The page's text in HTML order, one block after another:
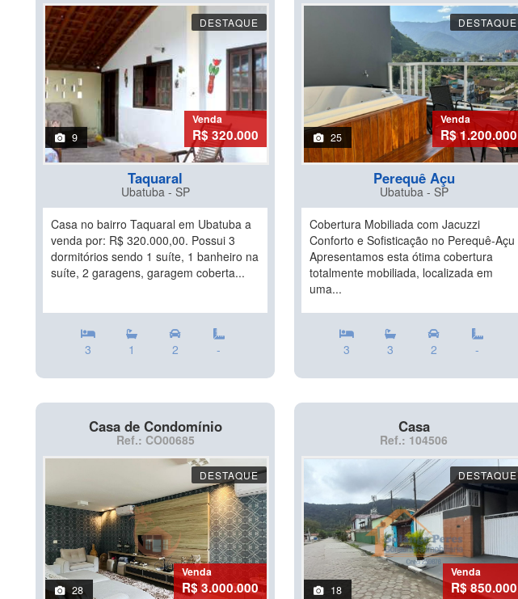
DESTAQUE
9
Venda
R$ 320.000
Taquaral
Ubatuba - SP
Casa no bairro Taquaral em Ubatuba a
venda por: R$ 320.000,00. Possui 3
dormitórios sendo 1 suíte, 1 banheiro na
suíte, 2 garagens, garagem coberta...
3 1 2 -
DESTAQUE
25
Venda
R$ 1.200.000
Perequê Açu
Ubatuba - SP
Cobertura Mobiliada com Jacuzzi
Conforto e Sofisticação no Perequê-Açu
Apresentamos esta ótima cobertura
totalmente mobiliada, localizada em
uma...
3 3 2 -
Casa de Condomínio
Ref.: CO00685
DESTAQUE
28
Venda
R$ 3.000.000
Casa
Ref.: 104506
DESTAQUE
18
Venda
R$ 850.000